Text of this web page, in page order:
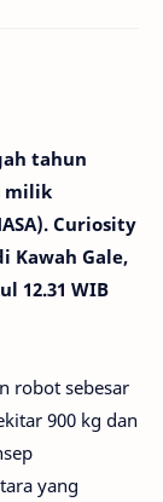
tahun
milik
Curiosity
Kawah Gale,
12.31 WIB
robot sebesar
900 kg dan
yang